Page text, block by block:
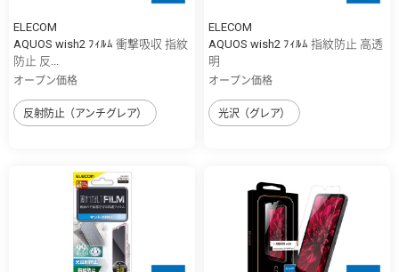
ELECOM
AQUOS wish2 ﾌｨﾙﾑ 衝撃吸収 指紋
防止 反...
オープン価格
反射防止（アンチグレア）
ELECOM
AQUOS wish2 ﾌｨﾙﾑ 指紋防止 高透
明
オープン価格
光沢（グレア）